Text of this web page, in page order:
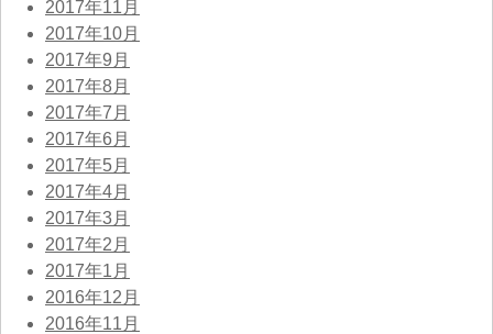
2017年11月
2017年10月
2017年9月
2017年8月
2017年7月
2017年6月
2017年5月
2017年4月
2017年3月
2017年2月
2017年1月
2016年12月
2016年11月